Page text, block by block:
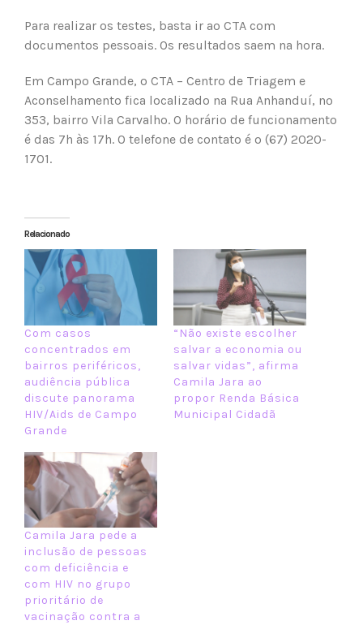
Para realizar os testes, basta ir ao CTA com
documentos pessoais. Os resultados saem na hora.
Em Campo Grande, o CTA – Centro de Triagem e
Aconselhamento fica localizado na Rua Anhanduí, nº
353, bairro Vila Carvalho. O horário de funcionamento
é das 7h às 17h. O telefone de contato é o (67) 2020-
1701.
Relacionado
Com casos
concentrados em
bairros periféricos,
audiência pública
discute panorama
HIV/Aids de Campo
Grande
“Não existe escolher
salvar a economia ou
salvar vidas”, afirma
Camila Jara ao
propor Renda Básica
Municipal Cidadã
Camila Jara pede a
inclusão de pessoas
com deficiência e
com HIV no grupo
prioritário de
vacinação contra a